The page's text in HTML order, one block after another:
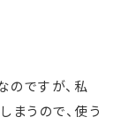
のですが、私
うので、使う